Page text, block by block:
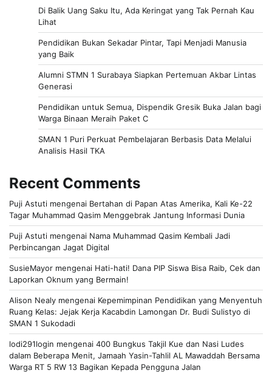
Di Balik Uang Saku Itu, Ada Keringat yang Tak Pernah Kau
Lihat
Pendidikan Bukan Sekadar Pintar, Tapi Menjadi Manusia
yang Baik
Alumni STMN 1 Surabaya Siapkan Pertemuan Akbar Lintas
Generasi
Pendidikan untuk Semua, Dispendik Gresik Buka Jalan bagi
Warga Binaan Meraih Paket C
SMAN 1 Puri Perkuat Pembelajaran Berbasis Data Melalui
Analisis Hasil TKA
Recent Comments
Puji Astuti mengenai Bertahan di Papan Atas Amerika, Kali Ke-22
Tagar Muhammad Qasim Menggebrak Jantung Informasi Dunia
Puji Astuti mengenai Nama Muhammad Qasim Kembali Jadi
Perbincangan Jagat Digital
SusieMayor mengenai Hati-hati! Dana PIP Siswa Bisa Raib, Cek dan
Laporkan Oknum yang Bermain!
Alison Nealy mengenai Kepemimpinan Pendidikan yang Menyentuh
Ruang Kelas: Jejak Kerja Kacabdin Lamongan Dr. Budi Sulistyo di
SMAN 1 Sukodadi
lodi291login mengenai 400 Bungkus Takjil Kue dan Nasi Ludes
dalam Beberapa Menit, Jamaah Yasin-Tahlil AL Mawaddah Bersama
Warga RT 5 RW 13 Bagikan Kepada Pengguna Jalan